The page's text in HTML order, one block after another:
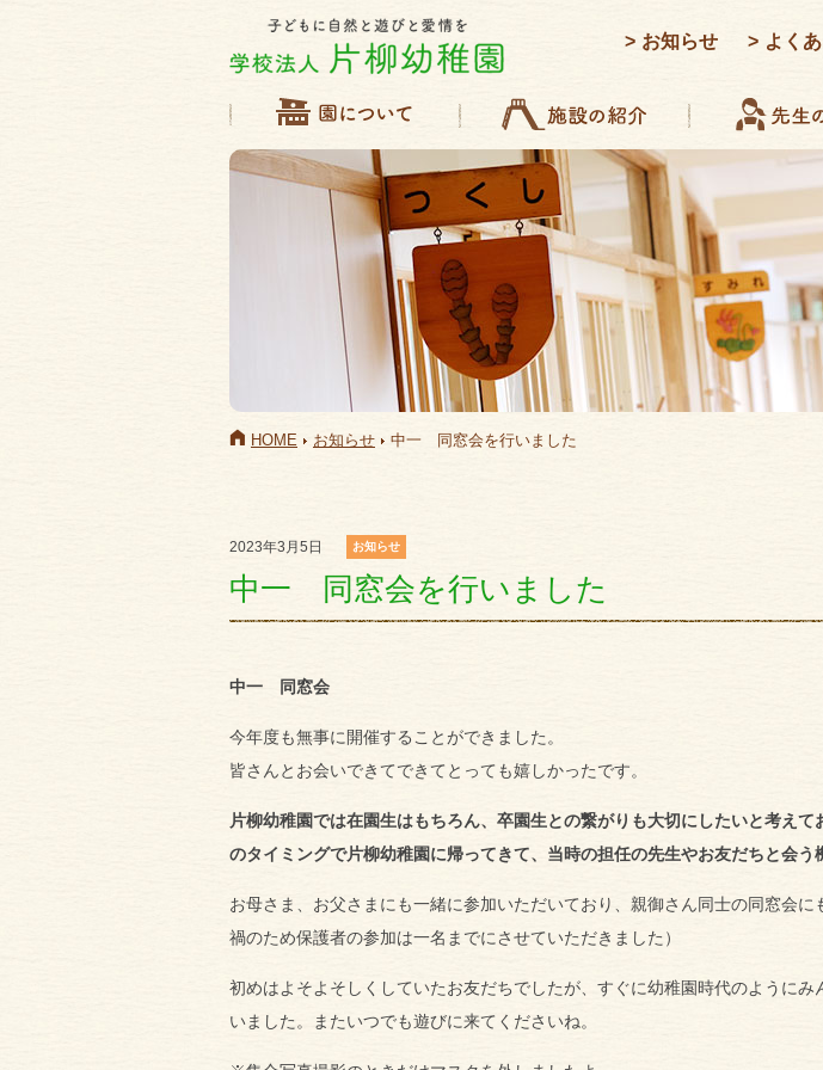
お知らせ よく
HOME お知らせ 中一 同窓会を行いました
2023年3月5日 お知らせ
中一 同窓会を行いました
中一 同窓会
今年度も無事に開催することができました。
皆さんとお会いできてできてとっても嬉しかったです。
片柳幼稚園では在園生はもちろん、卒園生との繋がりも大切にしたいと考え
のタイミングで片柳幼稚園に帰ってきて、当時の担任の先生やお友だちと会う
お母さま、お父さまにも一緒に参加いただいており、親御さん同士の同窓会
禍のため保護者の参加は一名までにさせていただきました）
初めはよそよそしくしていたお友だちでしたが、すぐに幼稚園時代のように
いました。またいつでも遊びに来てくださいね。